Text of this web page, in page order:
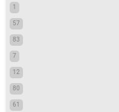
1
57
83
7
12
80
61